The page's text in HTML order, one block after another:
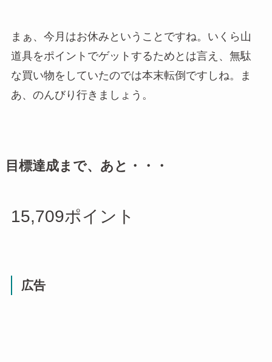
まぁ、今月はお休みということですね。いくら山
道具をポイントでゲットするためとは言え、無駄
な買い物をしていたのでは本末転倒ですしね。ま
あ、のんびり行きましょう。
目標達成まで、あと・・・
15,709ポイント
広告